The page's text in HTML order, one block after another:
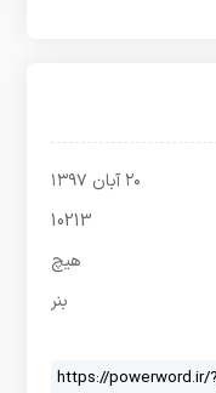
۲۰ آبان ۱۳۹۷
10213
هیچ
بنر